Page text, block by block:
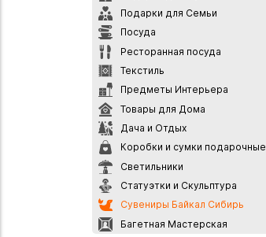
Подарки для Семьи
Посуда
Ресторанная посуда
Текстиль
Предметы Интерьера
Товары для Дома
Дача и Отдых
Коробки и сумки подарочные
Светильники
Статуэтки и Скульптура
Сувениры Байкал Сибирь
Багетная Мастерская